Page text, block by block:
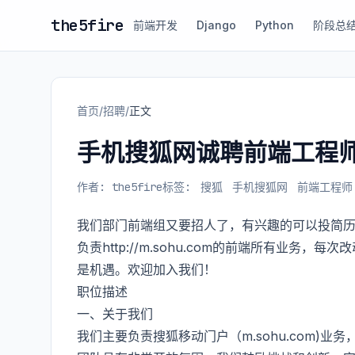
the5fire 前端开发 Django Python 阶段总
首页/招聘/正文
手机搜狐网诚聘前端工程
作者: the5fire标签: 搜狐 手机搜狐网 前端工程师
我们部门前端组又要招人了，有兴趣的可以投简
负责http://m.sohu.com的前端所有业务，每次
是机遇。欢迎加入我们！
职位描述
一、关于我们
我们主要负责搜狐移动门户（m.sohu.com)业